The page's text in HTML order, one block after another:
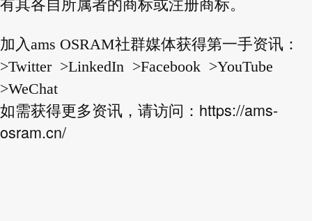
有其各自所属者的商标或注册商标。
加入ams OSRAM社群媒体获得第一手资讯：
>Twitter >LinkedIn >Facebook >YouTube
>WeChat
如需获得更多资讯，请访问： https://ams-
osram.cn/